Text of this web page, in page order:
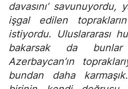
davasını’ savunuyordu,
işgal edilen
istiyordu. Uluslararası
bakarsak da
Azerbaycan’ın
bundan daha